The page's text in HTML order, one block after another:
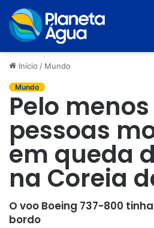
Início / Mundo
Mundo
Pelo menos
pessoas
em queda
na Coreia
O voo Boeing 737-800
bordo